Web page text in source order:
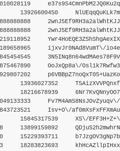
13926600450
18888888888
15189658965
15845454545
OoJxQp8a\/
13936027352
18216678939
Isv+O\/
15845317539	XS\/
13899159892
15229393711
18283823693